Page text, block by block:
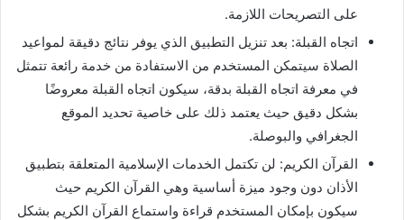
على التصريحات اللازمة.
اتجاه القبلة: بعد تنزيل التطبيق الذي يوفر نتائج دقيقة لمواعيد
الصلاة سيتمكن المستخدم من الاستفادة من خدمة رائعة تتمثل
في معرفة اتجاه القبلة بدقة، سيكون اتجاه القبلة معروضًا
بشكل دقيق حيث يعتمد ذلك على خاصية تحديد الموقع
الجغرافي والبوصلة.
القرآن الكريم: لن تكتمل الخدمات الإسلامية المتعلقة بتطبيق
الأذان دون وجود ميزة أساسية وهي القرآن الكريم حيث
سيكون بإمكان المستخدم قراءة واستماع القرآن الكريم بشكل